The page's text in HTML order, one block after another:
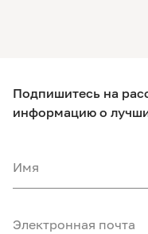
Подпишитесь на
информацию о
Имя
Электронная почта